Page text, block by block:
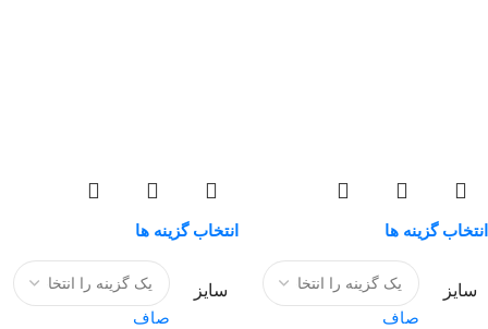
انتخاب گزینه ها
سایز
صاف
انتخاب گزینه ها
سایز
صاف